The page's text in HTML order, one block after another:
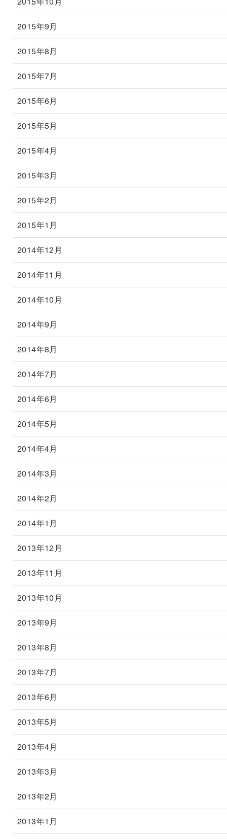
2015年9月
2015年8月
2015年7月
2015年6月
2015年5月
2015年4月
2015年3月
2015年2月
2015年1月
2014年12月
2014年11月
2014年10月
2014年9月
2014年8月
2014年7月
2014年6月
2014年5月
2014年4月
2014年3月
2014年2月
2014年1月
2013年12月
2013年11月
2013年10月
2013年9月
2013年8月
2013年7月
2013年6月
2013年5月
2013年4月
2013年3月
2013年2月
2013年1月